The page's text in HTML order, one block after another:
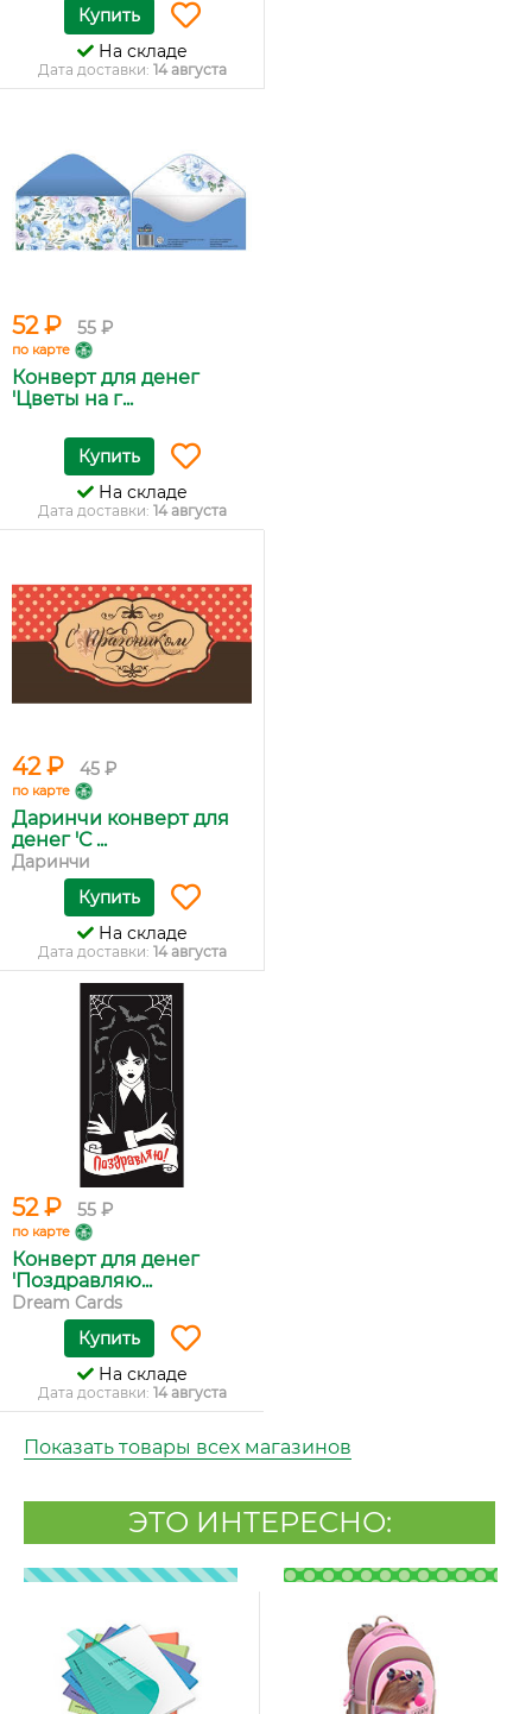
Купить
На складе
Дата доставки: 14 августа
52 ₽ 55 ₽
по карте
Конверт для денег
'Цветы на г...
Купить
На складе
Дата доставки: 14 августа
42 ₽ 45 ₽
по карте
Даринчи конверт для
денег 'С ...
Даринчи
Купить
На складе
Дата доставки: 14 августа
52 ₽ 55 ₽
по карте
Конверт для денег
'Поздравляю...
Dream Cards
Купить
На складе
Дата доставки: 14 августа
Показать товары всех магазинов
ЭТО ИНТЕРЕСНО: